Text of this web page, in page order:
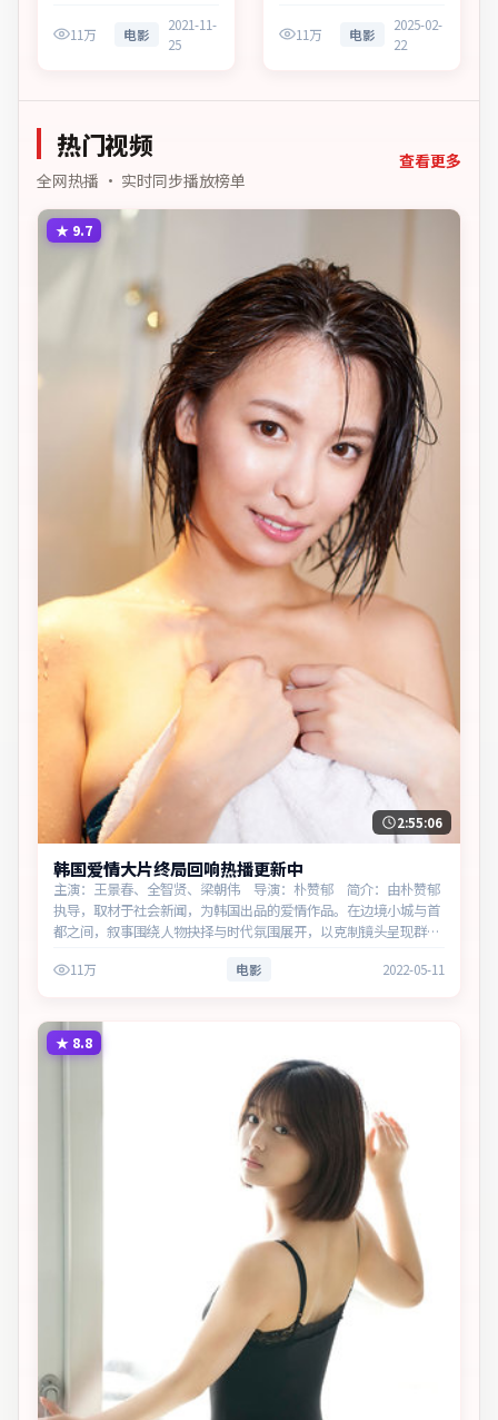
出品的动作作品。在记忆与
现实的裂缝中，叙事围绕人
感层次，兼顾观赏性与现实
意…
11万 电影
2021-11-
25
11万 电影
2025-02-
22
热门视频
全网热播 · 实时同步播放榜单
查看更多
★ 9.7
2:55:06
韩国爱情大片终局回响热播更新中
主演：王景春、全智贤、梁朝伟 导演：朴赞郁 简介：由朴赞郁
执导，取材于社会新闻，为韩国出品的爱情作品。在边境小城与首
都之间，叙事围绕人物抉择与时代氛围展开，以克制镜头呈现群像
11万 电影 2022-05-11
★ 8.8